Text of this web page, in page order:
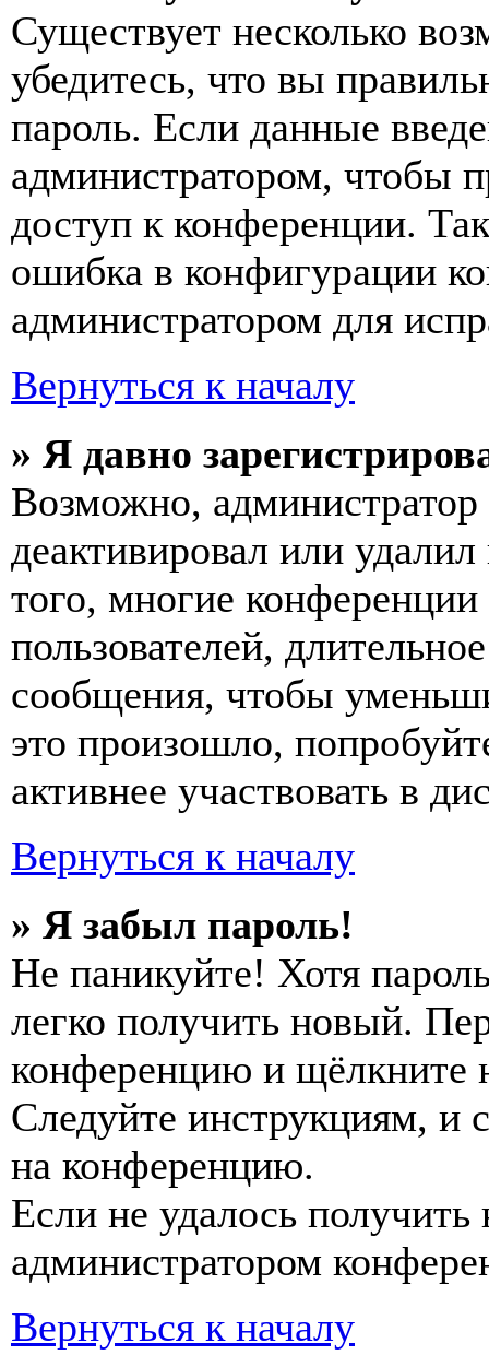
Существует несколько
убедитесь, что вы
пароль. Если данные
администратором, чтобы
доступ к конференции.
ошибка в конфигурации
администратором для
Вернуться к началу
» Я давно
Возможно,
деактивировал или
того, многие
пользователей,
сообщения, чтобы
это произошло,
активнее участвовать в
Вернуться к началу
» Я забыл пароль!
Не паникуйте! Хотя
легко получить новый.
конференцию и щёлкните
Следуйте инструкциям, и
на конференцию.
Если не удалось
администратором
Вернуться к началу